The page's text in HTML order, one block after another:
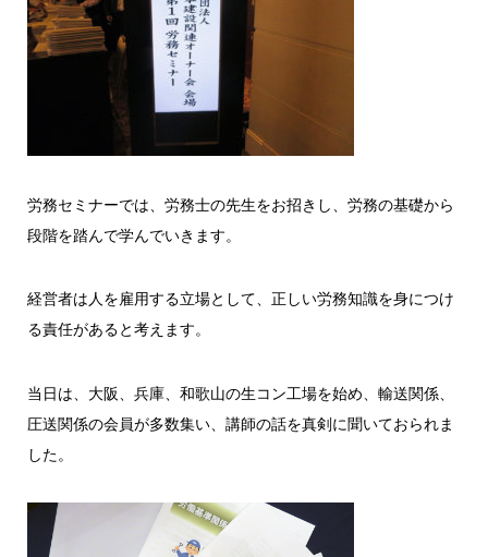
労務セミナーでは、労務士の先生をお招きし、労務の基礎から
段階を踏んで学んでいきます。
経営者は人を雇用する立場として、正しい労務知識を身につけ
る責任があると考えます。
当日は、大阪、兵庫、和歌山の生コン工場を始め、輸送関係、
圧送関係の会員が多数集い、講師の話を真剣に聞いておられま
した。